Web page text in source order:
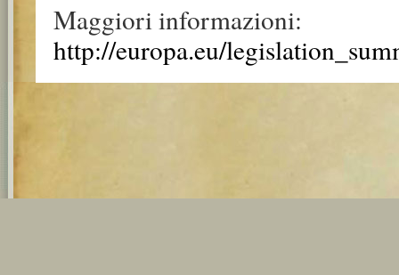
Maggiori informazioni:
http://europa.eu/